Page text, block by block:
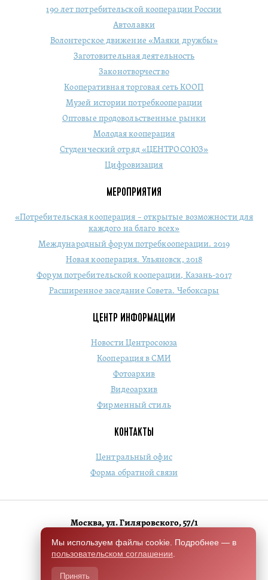
190 лет потребительской кооперации России
Автолавки
Волонтерское движение «Маяки дружбы»
Заготовительная деятельность
Законотворчество
Кооперативная торговая сеть КООП
Музей истории потребкооперации
Оптовые продовольственные рынки
Молодая кооперация
Студенческий отряд «ЦЕНТРОСОЮЗ»
Цифровизация
МЕРОПРИЯТИЯ
«Потребительская кооперация – открытые возможности для
каждого на благо всех»
Международный форум потребкооперации. 2019
Новая кооперация. Ульяновск, 2018
Форум потребительской кооперации, Казань-2017
Расширенное заседание Совета. Чебоксары
ЦЕНТР ИНФОРМАЦИИ
Новости Центросоюза
Кооперация в СМИ
Фотоархив
Видеоархив
Фирменный стиль
КОНТАКТЫ
Центральный офис
Форма обратной связи
Москва, ул. Гиляровского, 57/1
+7 (495) 684-1803
Switch to English version
Мы используем файлы cookie. Подробнее — в
пользовательском соглашении
Принять